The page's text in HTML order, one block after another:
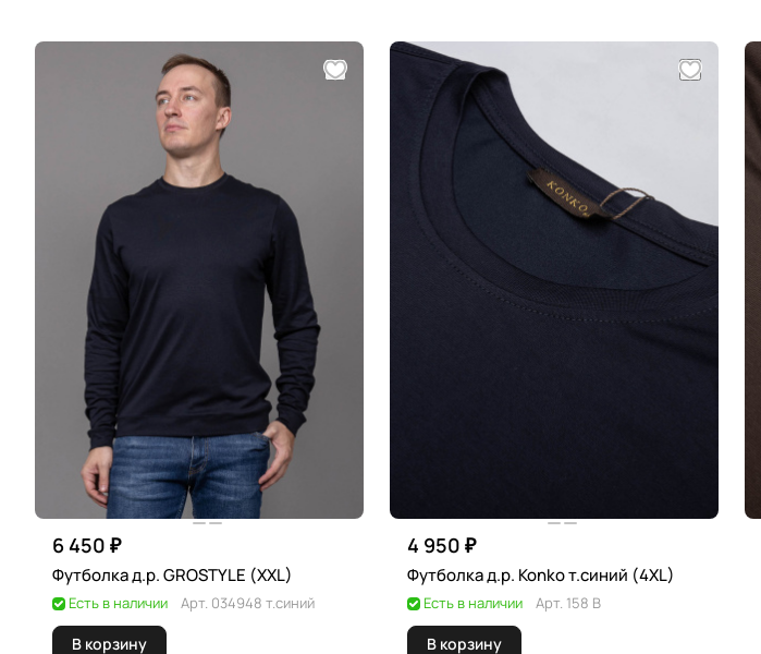
6 450 ₽
Футболка д.р. GROSTYLE (XXL)
Есть в наличии Арт. 034948 т.синий
В корзину
4 950 ₽
Футболка д.р. Konko т.синий (4XL)
Есть в наличии Арт. 158 В
В корзину